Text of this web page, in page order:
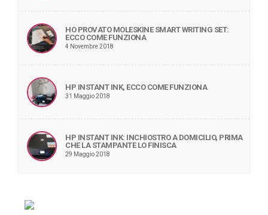
HO PROVATO MOLESKINE SMART WRITING SET:
ECCO COME FUNZIONA
4 Novembre 2018
HP INSTANT INK, ECCO COME FUNZIONA
31 Maggio 2018
HP INSTANT INK: INCHIOSTRO A DOMICILIO, PRIMA
CHE LA STAMPANTE LO FINISCA
29 Maggio 2018